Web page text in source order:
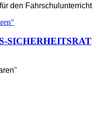
den Fahrschulunterricht
SICHERHEITSRAT